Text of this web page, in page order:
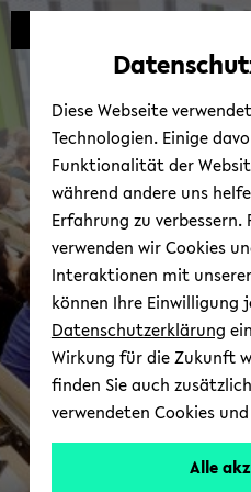
Diese Webseite
Technologien. Einige
Funktionalität der
während andere uns
Erfahrung zu verbessern.
verwenden wir Cookies
Interaktionen mit
können Ihre Einwilligung
Datenschutzerklärung
Wirkung für die Zukunft
finden Sie auch
verwendeten Cookies
Alle